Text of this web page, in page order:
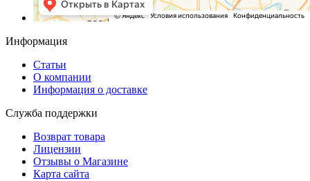
Информация
Статьи
О компании
Информация о доставке
Служба поддержки
Возврат товара
Лицензии
Отзывы о Магазине
Карта сайта